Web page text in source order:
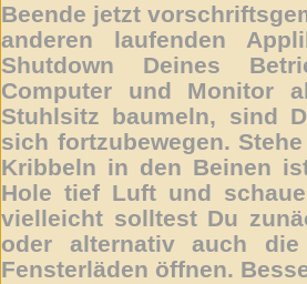
Beende jetzt
anderen laufenden
Shutdown Deines
Computer und Monitor
Stuhlsitz baumeln, sind
sich fortzubewegen.
Kribbeln in den Beinen
Hole tief Luft und
vielleicht solltest Du
oder alternativ auch
Fensterläden öffnen.